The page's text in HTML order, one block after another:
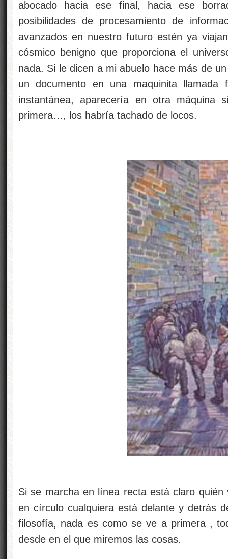
abocado hacia ese final, hacia ese
posibilidades de procesamiento de
avanzados en nuestro futuro estén ya
cósmico benigno que proporciona el
nada. Si le dicen a mi abuelo hace más de
un documento en una maquinita
instantánea, aparecería en otra máquina
primera…, los habría tachado de locos.
Si se marcha en línea recta está claro
en círculo cualquiera está delante y detrás
filosofía, nada es como se ve a primera ,
desde en el que miremos las cosas.